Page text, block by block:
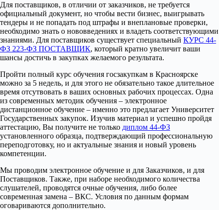
Для поставщиков, в отличии от заказчиков, не требуется
официальный документ, но чтобы вести бизнес, выигрывать
тендеры и не попадать под штрафы и внеплановые проверки,
необходимо знать о нововведениях и владеть соответствующими
знаниями. Для поставщиков существует специальный КУРС 44-
ФЗ 223-ФЗ ПОСТАВЩИК, который кратно увеличит ваши
шансы достичь в закупках желаемого результата.
Пройти полный курс обучения госзакупкам в Красноярске
можно за 5 недель, и для этого не обязательно такое длительное
время отсутвовать в ваших основных рабочих процессах. Одна
из современных методик обучения – электронное
дистанционное обучение – именно это предлагает Университет
Государственных закупок. Изучив материал и успешно пройдя
аттестацию, Вы получите не только диплом 44-ФЗ
установленного образца, подтверждающий профессиональную
переподготовку, но и актуальные знания и новый уровень
компетенции.
Мы проводим электронное обучение и для Заказчиков, и для
Поставщиков. Также, при наборе необходимого количества
слушателей, проводятся очные обучения, либо более
современная замена – ВКС. Условия по данным формам
оговариваются дополнительно.